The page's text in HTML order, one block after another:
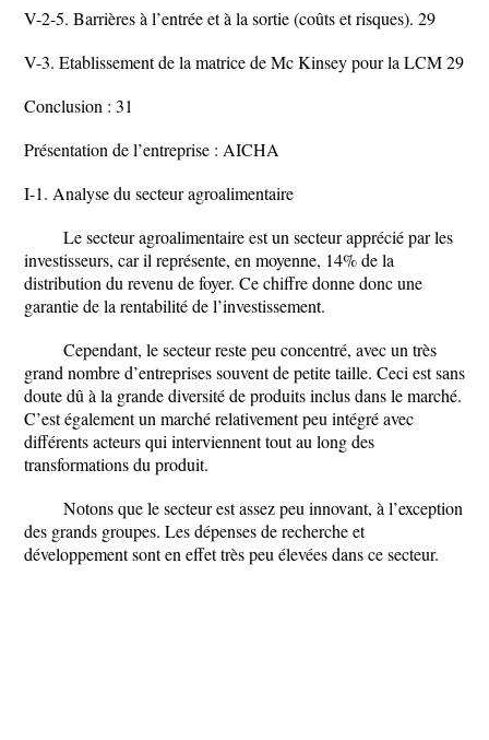
V-2-5. Barrières à l’entrée et à la sortie (coûts et risques). 29
V-3. Etablissement de la matrice de Mc Kinsey pour la LCM 29
Conclusion : 31
Présentation de l’entreprise : AICHA
I-1. Analyse du secteur agroalimentaire
Le secteur agroalimentaire est un secteur apprécié par les
investisseurs, car il représente, en moyenne, 14% de la
distribution du revenu de foyer. Ce chiffre donne donc une
garantie de la rentabilité de l’investissement.
Cependant, le secteur reste peu concentré, avec un très
grand nombre d’entreprises souvent de petite taille. Ceci est sans
doute dû à la grande diversité de produits inclus dans le marché.
C’est également un marché relativement peu intégré avec
différents acteurs qui interviennent tout au long des
transformations du produit.
Notons que le secteur est assez peu innovant, à l’exception
des grands groupes. Les dépenses de recherche et
développement sont en effet très peu élevées dans ce secteur.